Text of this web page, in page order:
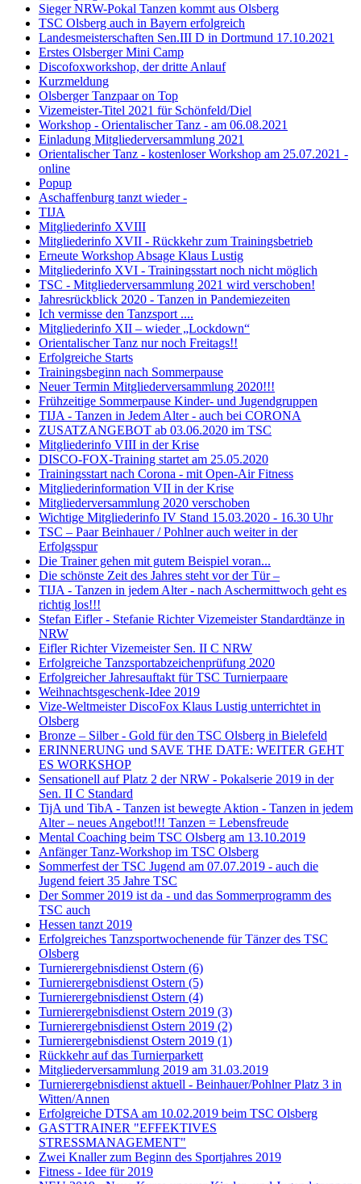
Sieger NRW-Pokal Tanzen kommt aus Olsberg
TSC Olsberg auch in Bayern erfolgreich
Landesmeisterschaften Sen.III D in Dortmund 17.10.2021
Erstes Olsberger Mini Camp
Discofoxworkshop, der dritte Anlauf
Kurzmeldung
Olsberger Tanzpaar on Top
Vizemeister-Titel 2021 für Schönfeld/Diel
Workshop - Orientalischer Tanz - am 06.08.2021
Einladung Mitgliederversammlung 2021
Orientalischer Tanz - kostenloser Workshop am 25.07.2021 -
online
Popup
Aschaffenburg tanzt wieder -
TIJA
Mitgliederinfo XVIII
Mitgliederinfo XVII - Rückkehr zum Trainingsbetrieb
Erneute Workshop Absage Klaus Lustig
Mitgliederinfo XVI - Trainingsstart noch nicht möglich
TSC - Mitgliederversammlung 2021 wird verschoben!
Jahresrückblick 2020 - Tanzen in Pandemiezeiten
Ich vermisse den Tanzsport ....
Mitgliederinfo XII – wieder „Lockdown“
Orientalischer Tanz nur noch Freitags!!
Erfolgreiche Starts
Trainingsbeginn nach Sommerpause
Neuer Termin Mitgliederversammlung 2020!!!
Frühzeitige Sommerpause Kinder- und Jugendgruppen
TIJA - Tanzen in Jedem Alter - auch bei CORONA
ZUSATZANGEBOT ab 03.06.2020 im TSC
Mitgliederinfo VIII in der Krise
DISCO-FOX-Training startet am 25.05.2020
Trainingsstart nach Corona - mit Open-Air Fitness
Mitgliederinformation VII in der Krise
Mitgliederversammlung 2020 verschoben
Wichtige Mitgliederinfo IV Stand 15.03.2020 - 16.30 Uhr
TSC – Paar Beinhauer / Pohlner auch weiter in der
Erfolgsspur
Die Trainer gehen mit gutem Beispiel voran...
Die schönste Zeit des Jahres steht vor der Tür –
TIJA - Tanzen in jedem Alter - nach Aschermittwoch geht es
richtig los!!!
Stefan Eifler - Stefanie Richter Vizemeister Standardtänze in
NRW
Eifler Richter Vizemeister Sen. II C NRW
Erfolgreiche Tanzsportabzeichenprüfung 2020
Erfolgreicher Jahresauftakt für TSC Turnierpaare
Weihnachtsgeschenk-Idee 2019
Vize-Weltmeister DiscoFox Klaus Lustig unterrichtet in
Olsberg
Bronze – Silber - Gold für den TSC Olsberg in Bielefeld
ERINNERUNG und SAVE THE DATE: WEITER GEHT
ES WORKSHOP
Sensationell auf Platz 2 der NRW - Pokalserie 2019 in der
Sen. II C Standard
TijA und TibA - Tanzen ist bewegte Aktion - Tanzen in jedem
Alter – neues Angebot!!! Tanzen = Lebensfreude
Mental Coaching beim TSC Olsberg am 13.10.2019
Anfänger Tanz-Workshop im TSC Olsberg
Sommerfest der TSC Jugend am 07.07.2019 - auch die
Jugend feiert 35 Jahre TSC
Der Sommer 2019 ist da - und das Sommerprogramm des
TSC auch
Hessen tanzt 2019
Erfolgreiches Tanzsportwochenende für Tänzer des TSC
Olsberg
Turnierergebnisdienst Ostern (6)
Turnierergebnisdienst Ostern (5)
Turnierergebnisdienst Ostern (4)
Turnierergebnisdienst Ostern 2019 (3)
Turnierergebnisdienst Ostern 2019 (2)
Turnierergebnisdienst Ostern 2019 (1)
Rückkehr auf das Turnierparkett
Mitgliederversammlung 2019 am 31.03.2019
Turnierergebnisdienst aktuell - Beinhauer/Pohlner Platz 3 in
Witten/Annen
Erfolgreiche DTSA am 10.02.2019 beim TSC Olsberg
GASTTRAINER "EFFEKTIVES
STRESSMANAGEMENT"
Zwei Knaller zum Beginn des Sportjahres 2019
Fitness - Idee für 2019